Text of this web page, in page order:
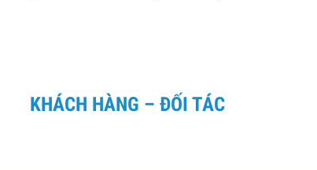
KHÁCH HÀNG – ĐỐI TÁC